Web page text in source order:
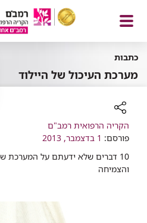
פתח
כתבות
מערכת העיכול של היילוד
רכיב
שיתוף
הקריה הרפואית רמב"ם
פורסם: 1 בדצמבר, 2013
​10 דברים שלא ידעתם על
והצמיחה